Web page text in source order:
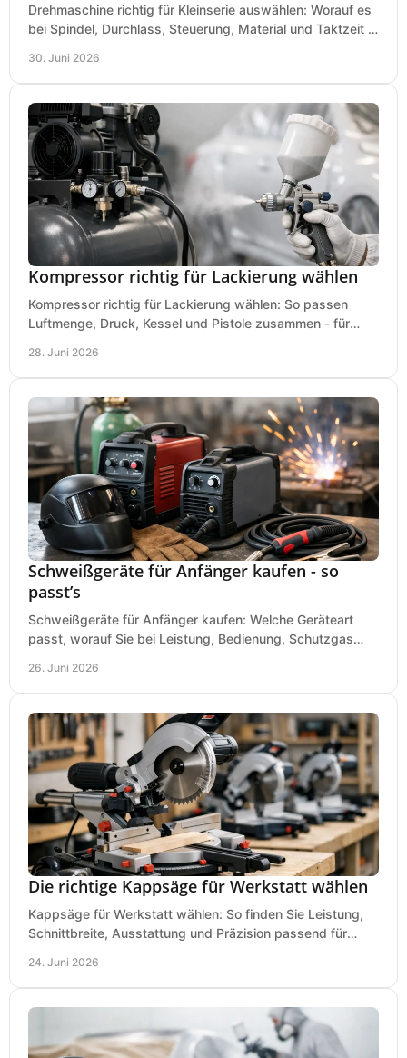
Drehmaschine richtig für Kleinserie auswählen: Worauf es
bei Spindel, Durchlass, Steuerung, Material und Taktzeit in
30. Juni 2026
Kompressor richtig für Lackierung wählen
Kompressor richtig für Lackierung wählen: So passen
Luftmenge, Druck, Kessel und Pistole zusammen - für
28. Juni 2026
Schweißgeräte für Anfänger kaufen - so
passt’s
Schweißgeräte für Anfänger kaufen: Welche Geräteart
passt, worauf Sie bei Leistung, Bedienung, Schutzgas
26. Juni 2026
Die richtige Kappsäge für Werkstatt wählen
Kappsäge für Werkstatt wählen: So finden Sie Leistung,
Schnittbreite, Ausstattung und Präzision passend für
24. Juni 2026